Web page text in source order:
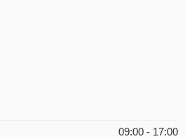
09:00 - 17:00